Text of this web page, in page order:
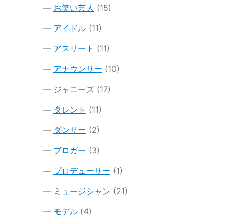
お笑い芸人 (15)
アイドル(11)
アスリート (11)
アナウンサー (10)
ジャニーズ(17)
タレント (11)
ダンサー (2)
ブロガー (3)
プロデューサー (1)
ミュージシャン (21)
モデル(4)